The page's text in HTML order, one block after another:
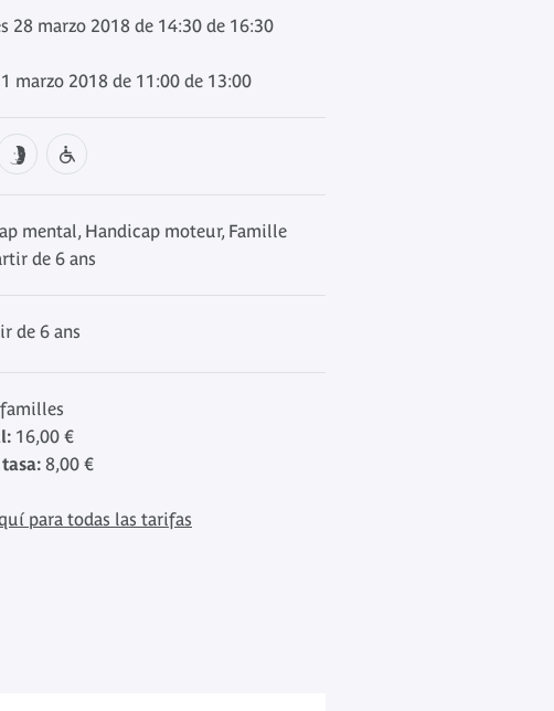
28 marzo 2018 de 14:30 de 16:30
marzo 2018 de 11:00 de 13:00
mental, Handicap moteur, Famille
de 6 ans
de 6 ans
16,00 €
8,00 €
para todas las tarifas